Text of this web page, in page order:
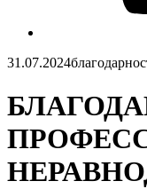
31.07.2024